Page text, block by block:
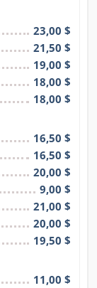
23,00 $
21,50 $
19,00 $
18,00 $
18,00 $
16,50 $
16,50 $
20,00 $
9,00 $
21,00 $
20,00 $
19,50 $
11,00 $